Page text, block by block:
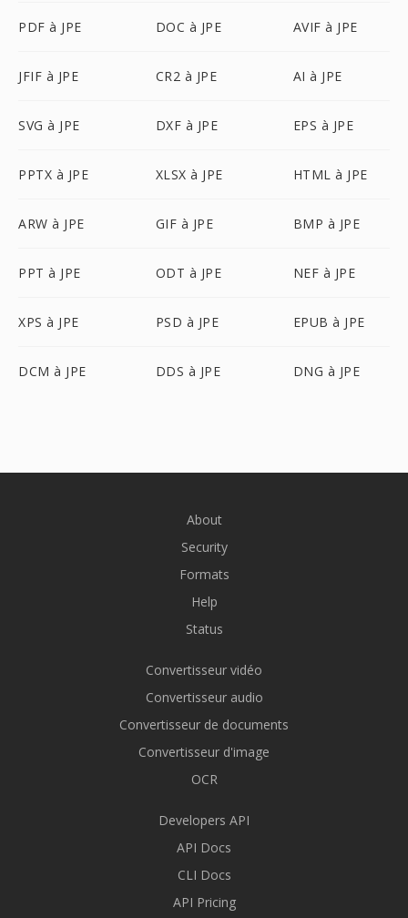
PDF à JPE DOC à JPE AVIF à JPE
JFIF à JPE CR2 à JPE AI à JPE
SVG à JPE DXF à JPE EPS à JPE
PPTX à JPE XLSX à JPE HTML à JPE
ARW à JPE GIF à JPE BMP à JPE
PPT à JPE ODT à JPE NEF à JPE
XPS à JPE PSD à JPE EPUB à JPE
DCM à JPE DDS à JPE DNG à JPE
About
Security
Formats
Help
Status
Convertisseur vidéo
Convertisseur audio
Convertisseur de documents
Convertisseur d'image
OCR
Developers API
API Docs
CLI Docs
API Pricing